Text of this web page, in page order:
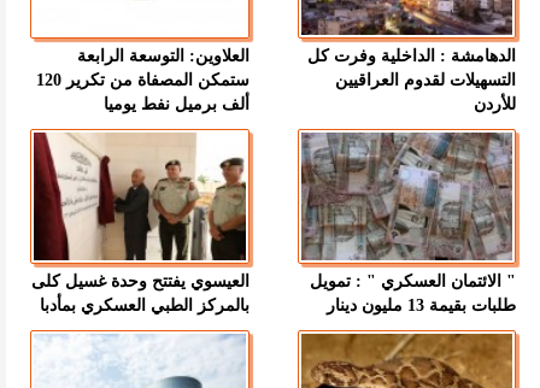
الدهامشة : الداخلية وفرت كل
التسهيلات لقدوم العراقيين
للأردن
العلاوين: التوسعة الرابعة
ستمكن المصفاة من تكرير 120
ألف برميل نفط يوميا
" الائتمان العسكري " : تمويل
طلبات بقيمة 13 مليون دينار
العيسوي يفتتح وحدة غسيل كلى
بالمركز الطبي العسكري بمأدبا